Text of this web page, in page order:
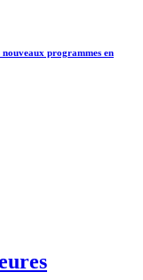
nouveaux programmes en